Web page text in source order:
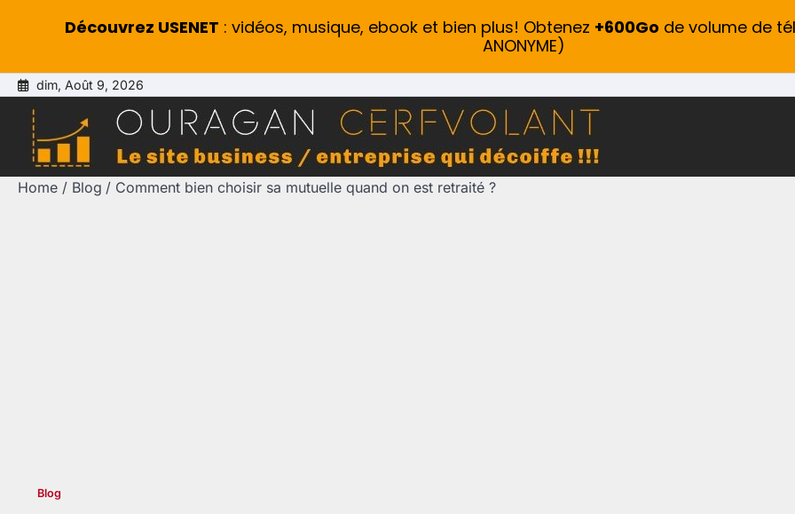
Skip
content
dim, Août 9, 2026
Home Blog Comment bien choisir sa mutuelle quand on est retraité ?
Blog
Découvrez USENET : vidéos, musique, ebook et bien plus! Obtenez +600Go de volume de
ANONYME)